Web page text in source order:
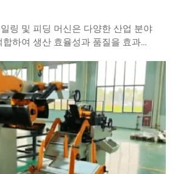
링 및 피딩 머신은 다양한 산업 분야
하여 생산 효율성과 품질을 효과적
용을 절감합니다...